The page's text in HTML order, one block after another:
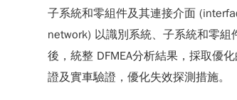
子系統和零組件及其連接介面
network) 以識別系統、子系統和零
後，統整 DFMEA分析結果，採取優
證及實車驗證，優化失效探測措施。